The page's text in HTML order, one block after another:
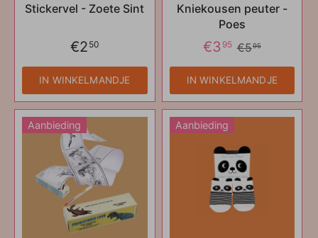
Stickervel - Zoete Sint
€2 50
IN WINKELMANDJE
Kniekousen peuter -
Poes
€3 95 €595
IN WINKELMANDJE
Aanbieding Aanbieding